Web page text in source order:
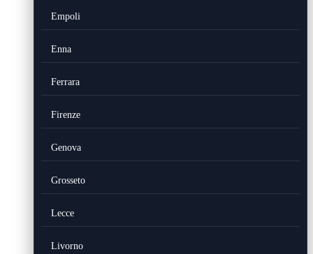
Empoli
Enna
Ferrara
Firenze
Genova
Grosseto
Lecce
Livorno